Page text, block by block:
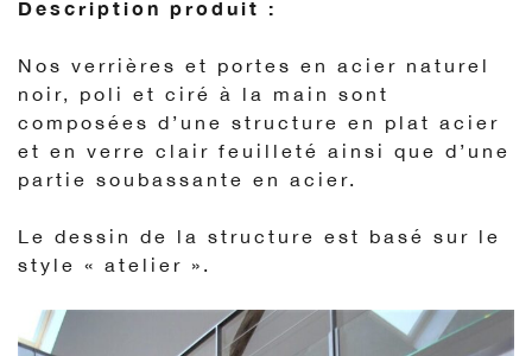
Description produit :
Nos verrières et portes en acier naturel
noir, poli et ciré à la main sont
composées d’une structure en plat acier
et en verre clair feuilleté ainsi que d’une
partie soubassante en acier.
Le dessin de la structure est basé sur le
style « atelier ».